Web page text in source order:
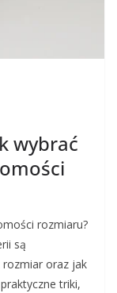
wybrać
rozmiaru?
są
rozmiar oraz jak
triki,